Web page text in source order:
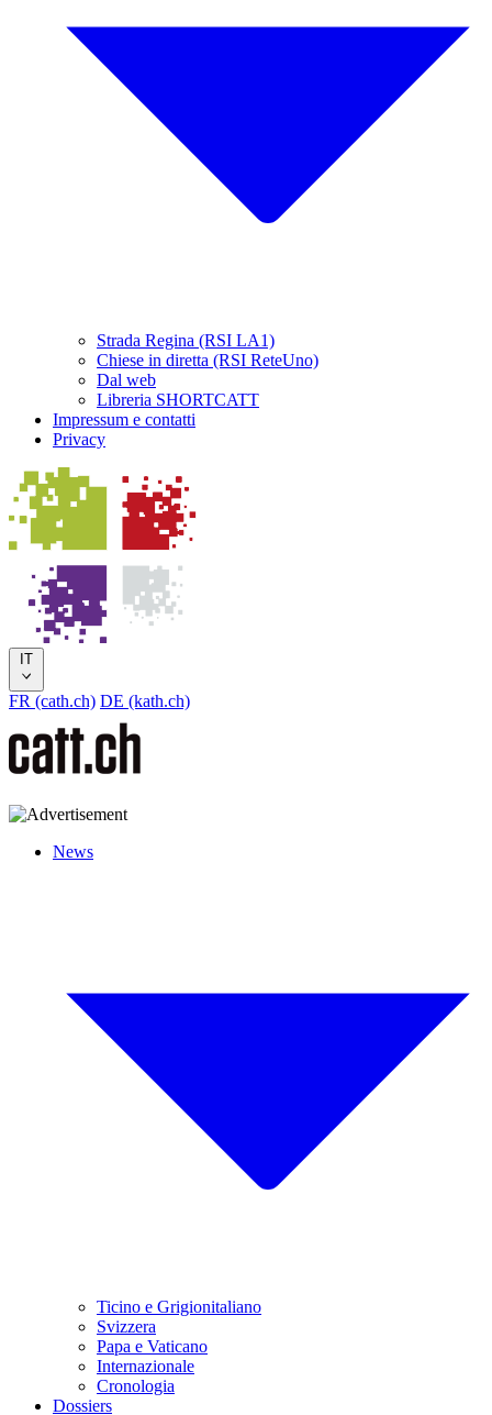
Strada Regina (RSI LA1)
Chiese in diretta (RSI ReteUno)
Dal web
Libreria SHORTCATT
Impressum e contatti
Privacy
IT
FR (cath.ch) DE (kath.ch)
News
Ticino e Grigionitaliano
Svizzera
Papa e Vaticano
Internazionale
Cronologia
Dossiers